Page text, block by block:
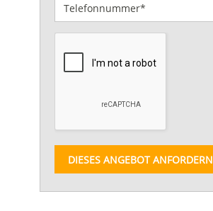
DIESES ANGEBOT ANFORDERN